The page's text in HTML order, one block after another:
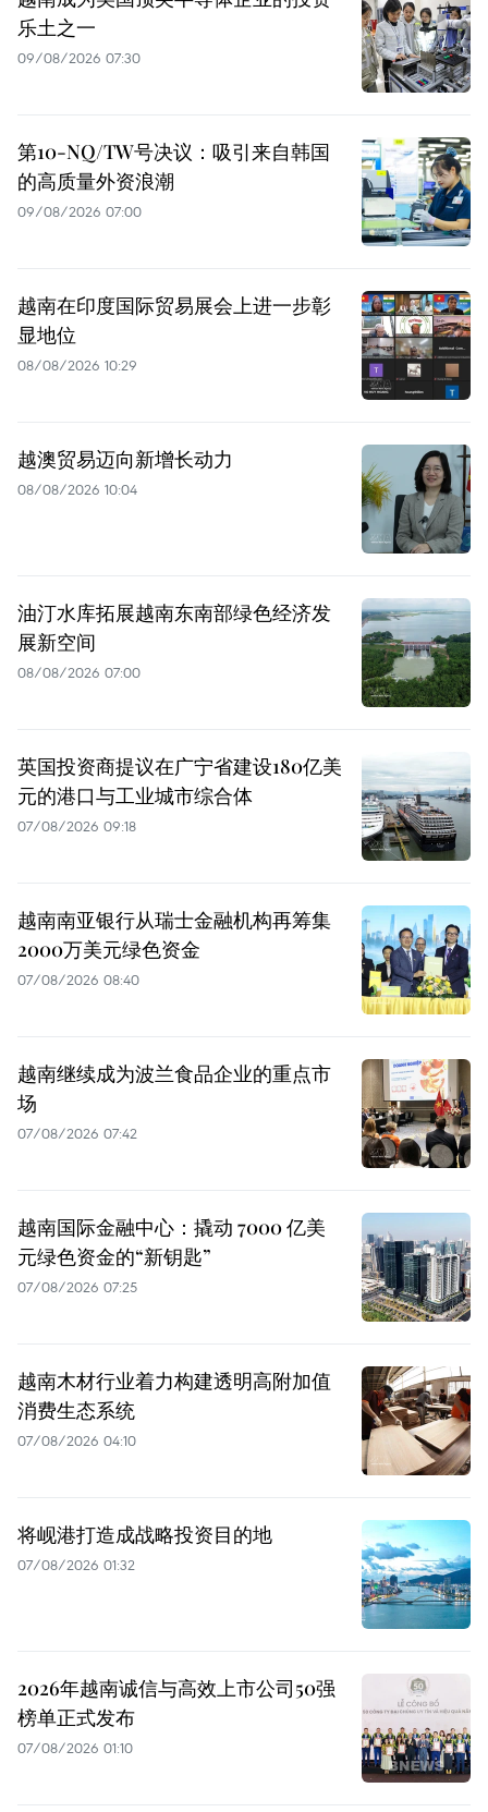
乐土之一
09/08/2026 07:30
第10-NQ/TW号决议：吸引来自韩国
的高质量外资浪潮
09/08/2026 07:00
越南在印度国际贸易展会上进一步彰
显地位
08/08/2026 10:29
越澳贸易迈向新增长动力
08/08/2026 10:04
油汀水库拓展越南东南部绿色经济发
展新空间
08/08/2026 07:00
英国投资商提议在广宁省建设180亿美
元的港口与工业城市综合体
07/08/2026 09:18
越南南亚银行从瑞士金融机构再筹集
2000万美元绿色资金
07/08/2026 08:40
越南继续成为波兰食品企业的重点市
场
07/08/2026 07:42
越南国际金融中心：撬动 7000 亿美
元绿色资金的“新钥匙”
07/08/2026 07:25
越南木材行业着力构建透明高附加值
消费生态系统
07/08/2026 04:10
将岘港打造成战略投资目的地
07/08/2026 01:32
2026年越南诚信与高效上市公司50强
榜单正式发布
07/08/2026 01:10